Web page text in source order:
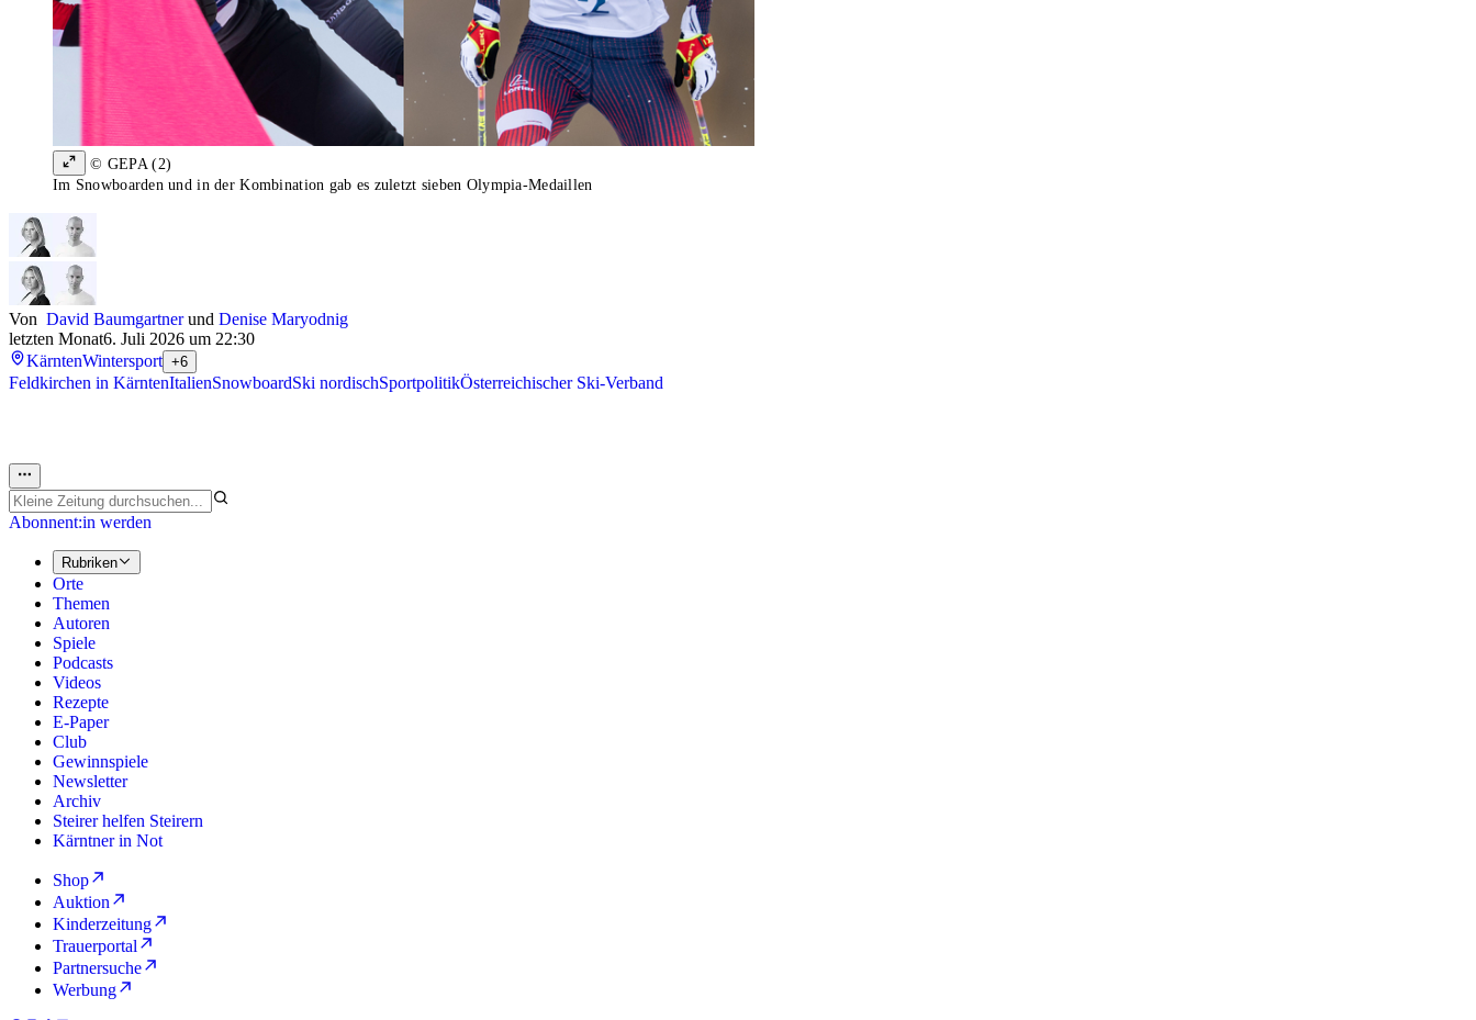
© GEPA (2)
Im Snowboarden und in der Kombination gab es zuletzt sieben Olympia-Medaillen
Von David Baumgartnerund Denise Maryodnig
letzten Monat6. Juli 2026 um 22:30
KärntenWintersport +6
Feldkirchen in KärntenItalienSnowboardSki nordischSportpolitikÖsterreichischer Ski-Verband
Abonnent:in werden
Rubriken
Orte
Themen
Autoren
Spiele
Podcasts
Videos
Rezepte
E-Paper
Club
Gewinnspiele
Newsletter
Archiv
Steirer helfen Steirern
Kärntner in Not
Shop
Auktion
Kinderzeitung
Trauerportal
Partnersuche
Werbung